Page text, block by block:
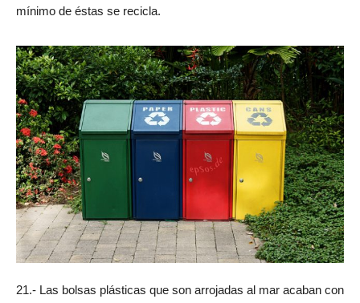
mínimo de éstas se recicla.
21.- Las bolsas plásticas que son arrojadas al mar acaban con